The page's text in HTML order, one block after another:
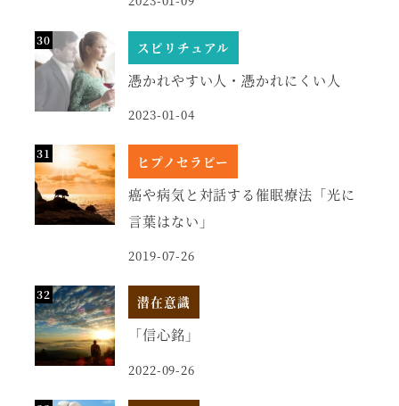
スピリチュアル
憑かれやすい人・憑かれにくい人
2023-01-04
ヒプノセラピー
癌や病気と対話する催眠療法「光に
言葉はない」
2019-07-26
潜在意識
「信心銘」
2022-09-26